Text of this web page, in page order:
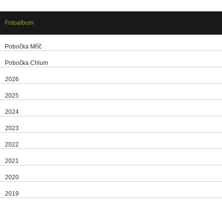
Fotoalbum
Pobočka Mříč
Pobočka Chlum
2026
2025
2024
2023
2022
2021
2020
2019